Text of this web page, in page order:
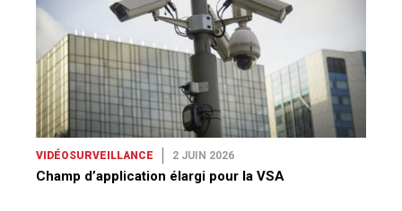
VIDÉOSURVEILLANCE 2 JUIN 2026
Champ d’application élargi pour la VSA